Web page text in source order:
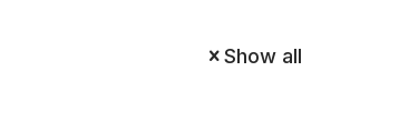
Show all